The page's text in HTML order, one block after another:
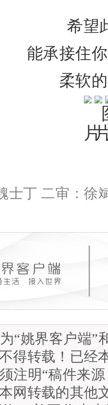
希望
能承接住
柔软
士丁 二审：徐
“姚界客户端”
得转载！已经
注明“稿件来
网转载的其他